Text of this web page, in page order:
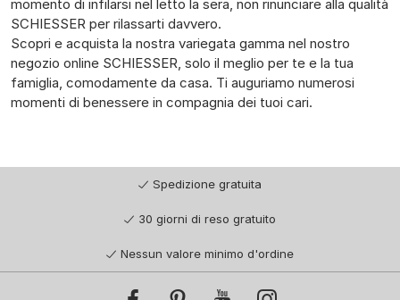
momento di infilarsi nel letto la sera, non rinunciare alla qualità
SCHIESSER per rilassarti davvero.
Scopri e acquista la nostra variegata gamma nel nostro
negozio online SCHIESSER, solo il meglio per te e la tua
famiglia, comodamente da casa. Ti auguriamo numerosi
momenti di benessere in compagnia dei tuoi cari.
Spedizione gratuita
30 giorni di reso gratuito
Nessun valore minimo d'ordine